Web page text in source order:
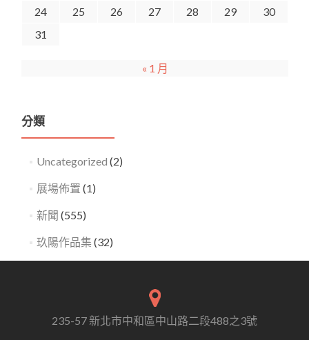
24
25 26 27 28 29
30
31
« 1 月
分類
Uncategorized (2)
展場佈置 (1)
新聞 (555)
玖陽作品集 (32)
235-57 新北市中和區中山路二段488之3號